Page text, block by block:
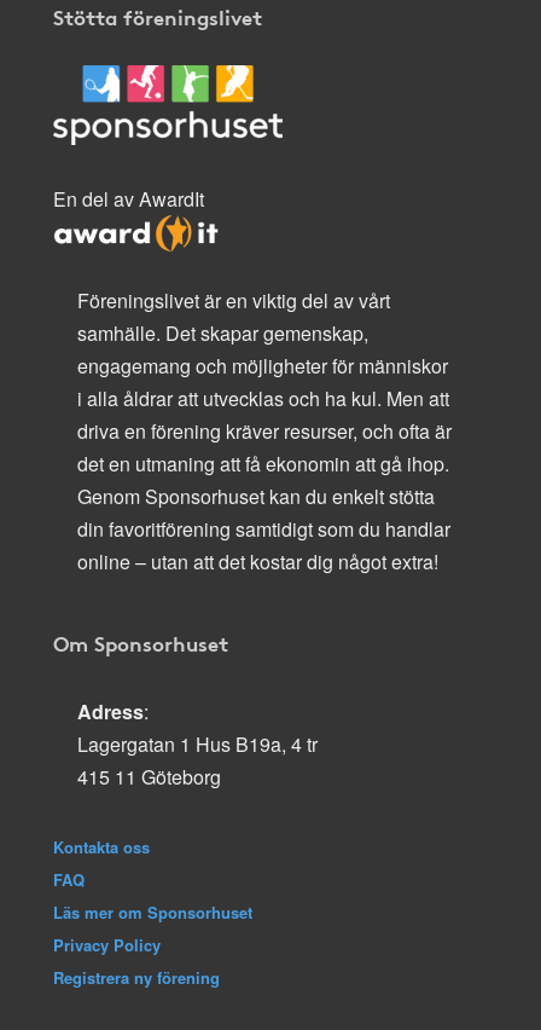
Stötta föreningslivet
En del av AwardIt
Föreningslivet är en viktig del av vårt
samhälle. Det skapar gemenskap,
engagemang och möjligheter för människor
i alla åldrar att utvecklas och ha kul. Men att
driva en förening kräver resurser, och ofta är
det en utmaning att få ekonomin att gå ihop.
Genom Sponsorhuset kan du enkelt stötta
din favoritförening samtidigt som du handlar
online – utan att det kostar dig något extra!
Om Sponsorhuset
Adress:
Lagergatan 1 Hus B19a, 4 tr
415 11 Göteborg
Kontakta oss
FAQ
Läs mer om Sponsorhuset
Privacy Policy
Registrera ny förening